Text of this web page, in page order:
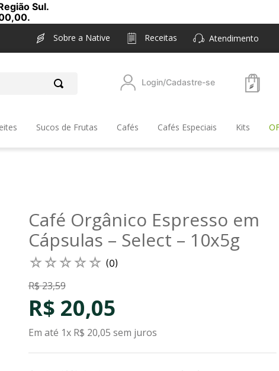
Sul.
Sobre a Native Receitas Atendimento
Login/Cadastre-se
Sucos de Frutas Cafés Cafés Especiais Kits
Café Orgânico Espresso em
Cápsulas – Select – 10x5g
☆☆☆☆☆ (0)
R$23,59
R$ 20,05
Em até 1x R$ 20,05 sem juros